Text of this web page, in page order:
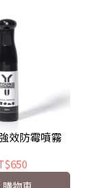
效防霉噴霧